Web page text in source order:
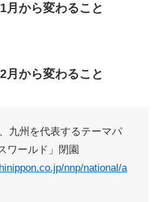
月から変わること
月から変わること
九州を代表するテーマパ
ワールド」閉園
nnp/national/a